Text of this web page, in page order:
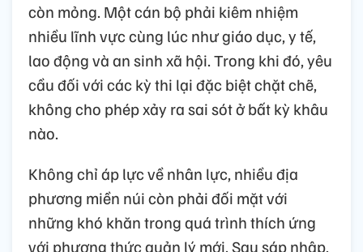
còn mỏng. Một cán bộ phải kiêm nhiệm
nhiều lĩnh vực cùng lúc như giáo dục, y tế,
lao động và an sinh xã hội. Trong khi đó, yêu
cầu đối với các kỳ thi lại đặc biệt chặt chẽ,
không cho phép xảy ra sai sót ở bất kỳ khâu
nào.
Không chỉ áp lực về nhân lực, nhiều địa
phương miền núi còn phải đối mặt với
những khó khăn trong quá trình thích ứng
với phương thức quản lý mới. Sau sáp nhập,